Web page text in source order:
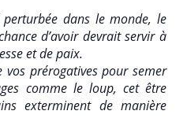
dans le monde, le
d’avoir devrait servir à
et de paix.
vos prérogatives pour semer
comme le loup, cet être
exterminent de manière